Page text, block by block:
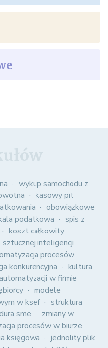
wykup samochodu z
kasowy pit
obowiązkowe
podatkowa
spis z
koszt całkowity
sztucznej inteligencji
procesów
konkurencyjna
kultura
w firmie
modele
w ksef
struktura
sme
zmiany w
procesów w biurze
księgowa
jednolity plik